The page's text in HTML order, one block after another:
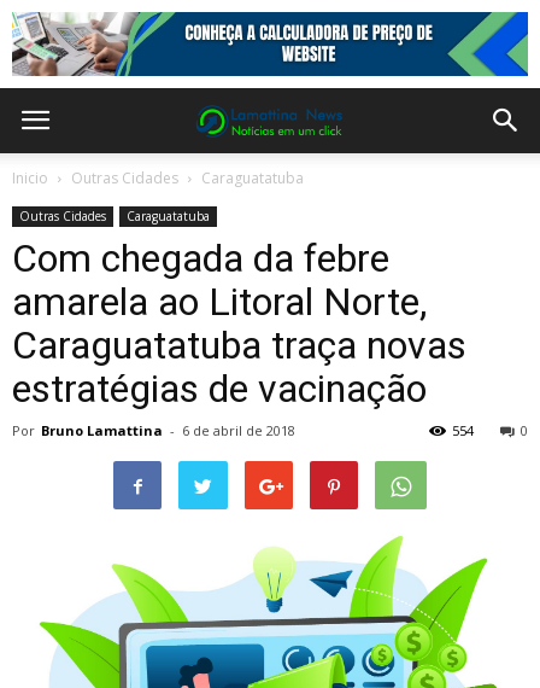
Inicio Outras Cidades Caraguatatuba
Outras Cidades Caraguatatuba
Com chegada da febre
amarela ao Litoral Norte,
Caraguatatuba traça novas
estratégias de vacinação
Por Bruno Lamattina - 6 de abril de 2018 0
554